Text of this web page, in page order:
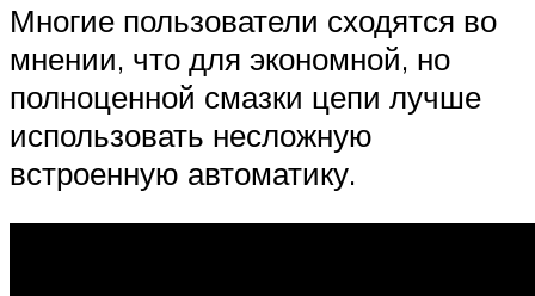
Многие пользователи сходятся во
мнении, что для экономной, но
полноценной смазки цепи лучше
использовать несложную
встроенную автоматику.